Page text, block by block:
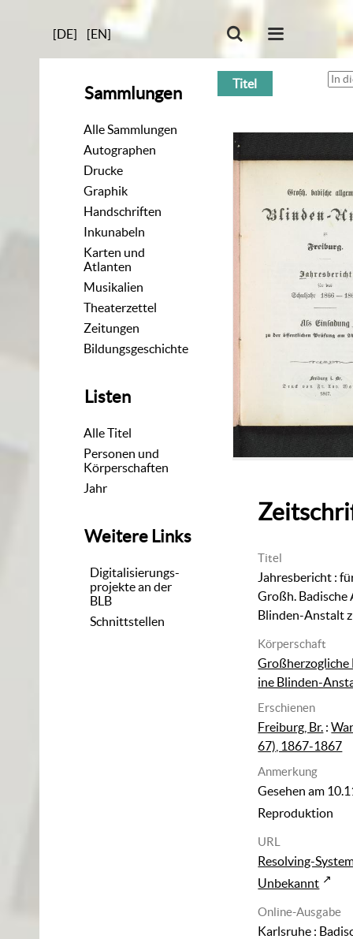
[DE] [EN]
Sammlungen
Alle Sammlungen
Autographen
Drucke
Graphik
Handschriften
Inkunabeln
Karten und
Atlanten
Musikalien
Theaterzettel
Zeitungen
Bildungsgeschichte
Listen
Alle Titel
Personen und
Körperschaften
Jahr
Weitere Links
Digitalisierungs-
projekte an der
BLB
Schnittstellen
Titel
Titel
Jahresbericht :
Großh. Badische
Blinden-Anstalt
Körperschaft
Großherzogliche
ine Blinden-
Erschienen
Freiburg, Br. :
67), 1867-1867
Anmerkung
Gesehen am
Reproduktion
URL
Resolving-
Unbekannt
Online-Ausgabe
Karlsruhe :